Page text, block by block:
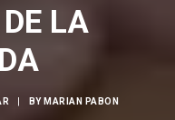
LA
BY MARIAN PABON